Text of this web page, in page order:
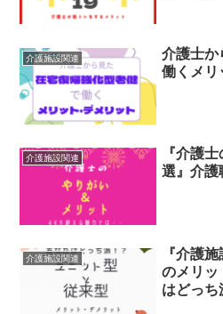
介護施設関連
介護士か
働くメリ
介護施設関連
『介護
選』介護
介護施設関連
『介護
のメリッ
はどっち